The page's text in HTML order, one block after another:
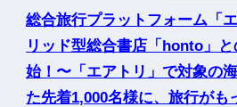
総合旅行プラットフォーム「
リッド型総合書店「honto」
始！〜「エアトリ」で対象の
た先着1,000名様に、旅行がも